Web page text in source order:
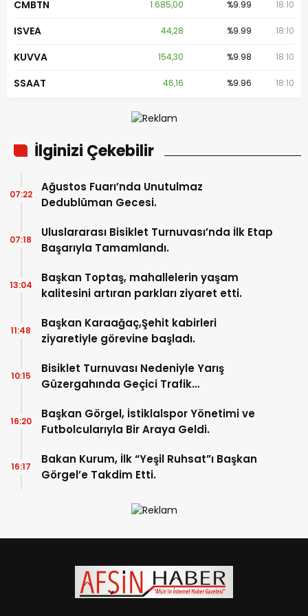
CMBTN 1.685,00 %9.99 18:10
ISVEA 44,28 %9.99 18:10
KUVVA 154,30 %9.98 18:10
SSAAT 46,16 %9.96 18:10
İlginizi Çekebilir
Ağustos Fuarı’nda Unutulmaz
Dedublüman Gecesi.
07:22
Uluslararası Bisiklet Turnuvası’nda İlk Etap
Başarıyla Tamamlandı.
07:18
Başkan Toptaş, mahallelerin yaşam
kalitesini artıran parkları ziyaret etti.
13:04
Başkan Karaağaç,Şehit kabirleri
ziyaretiyle görevine başladı.
11:48
Bisiklet Turnuvası Nedeniyle Yarış
Güzergahında Geçici Trafik
10:15
Başkan Görgel, İstiklalspor Yönetimi ve
Futbolcularıyla Bir Araya Geldi.
16:20
Bakan Kurum, İlk “Yeşil Ruhsat”ı Başkan
Görgel’e Takdim Etti.
16:17